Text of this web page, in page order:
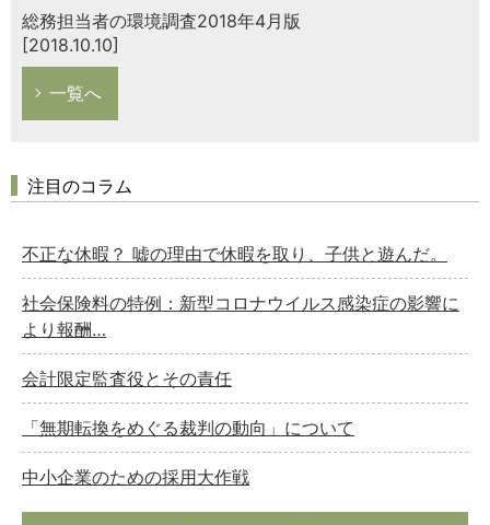
総務担当者の環境調査2018年4月版
[2018.10.10]
一覧へ
注目のコラム
不正な休暇？ 嘘の理由で休暇を取り、子供と遊んだ。
社会保険料の特例：新型コロナウイルス感染症の影響に
より報酬…
会計限定監査役とその責任
「無期転換をめぐる裁判の動向」について
中小企業のための採用大作戦